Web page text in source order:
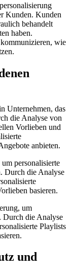
Kunden. Kunden
behandelt
haben.
wie
Unternehmen, das
die Analyse von
Vorlieben und
anbieten.
personalisierte
Durch die Analyse
basieren.
um
Durch die Analyse
Playlists
und